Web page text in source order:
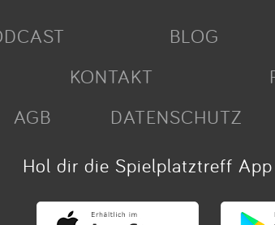
BLOG
KONTAKT
AGB
DATENSCHUTZ
Hol dir die Spielplatztreff